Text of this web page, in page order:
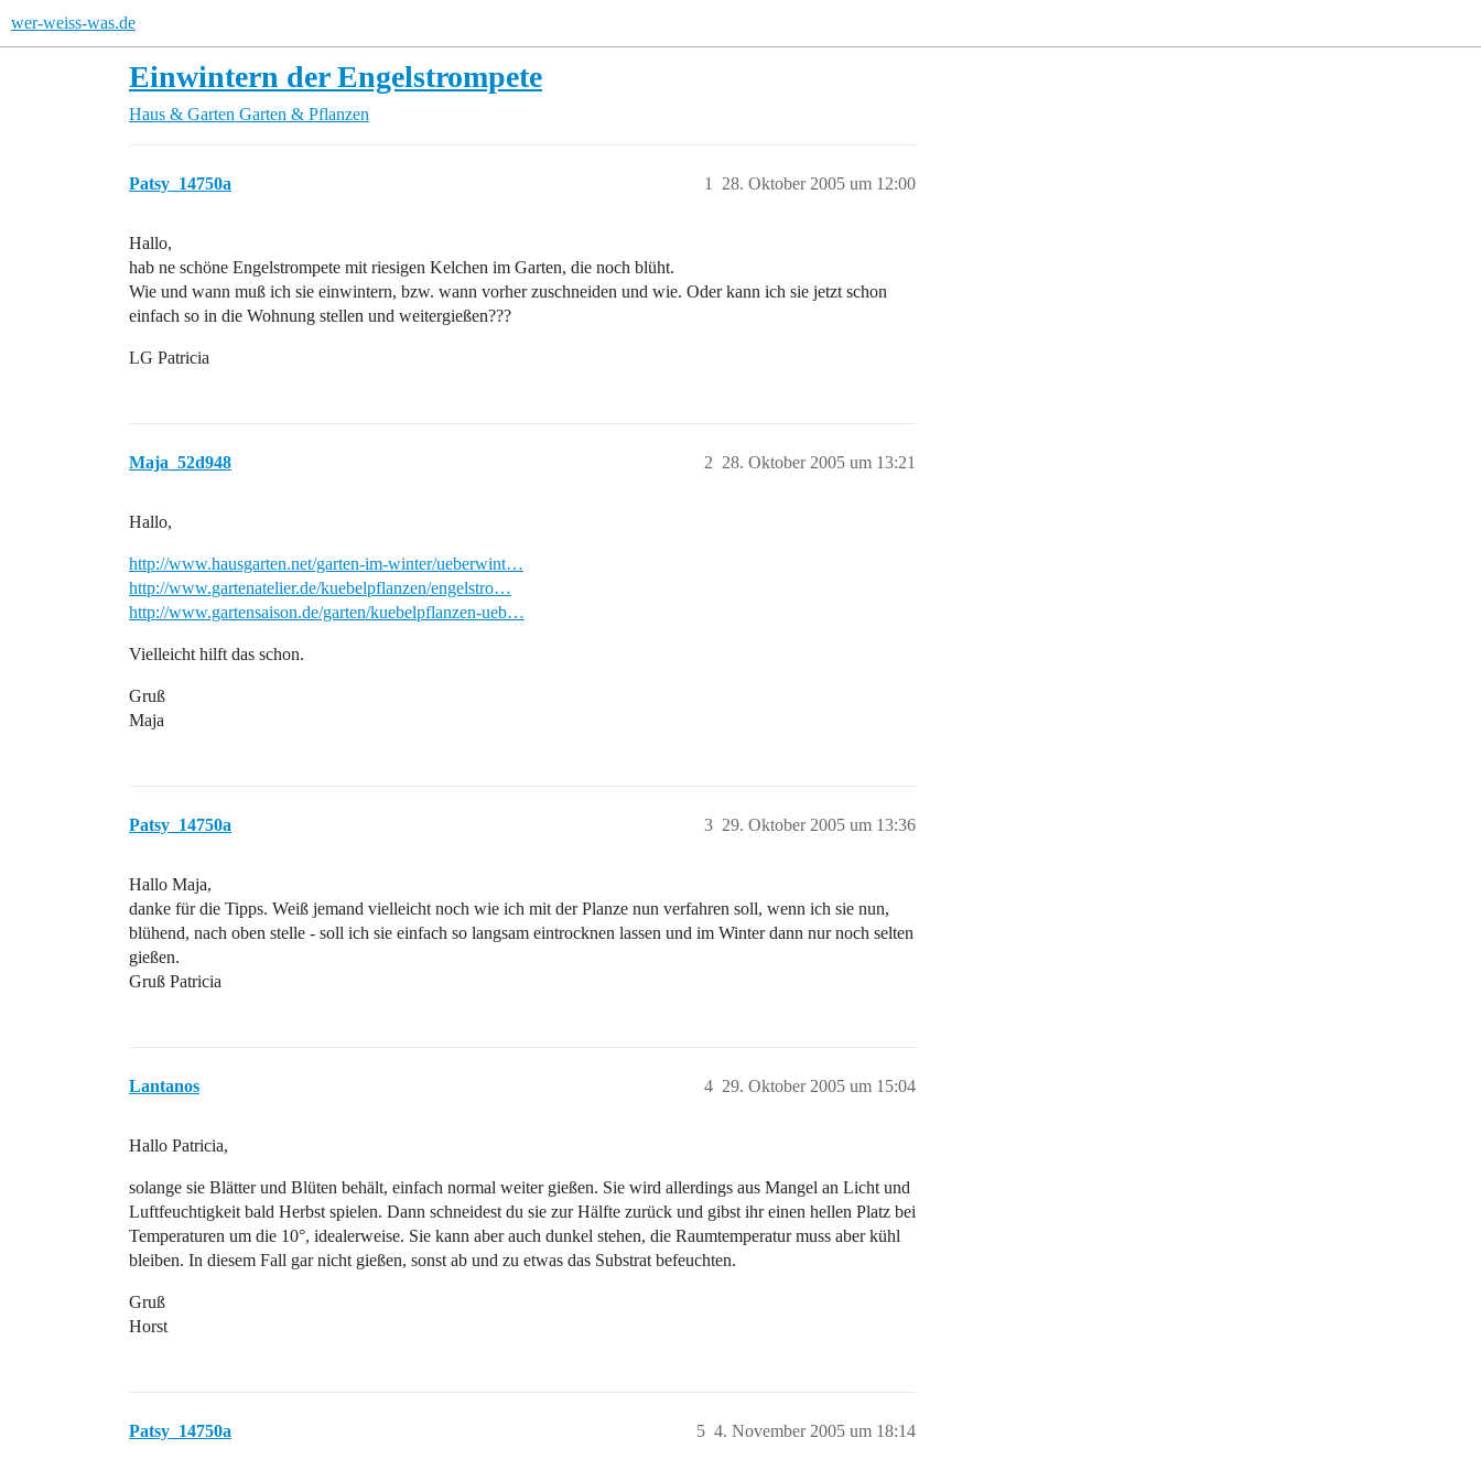
wer-weiss-was.de
Einwintern der Engelstrompete
Haus & Garten Garten & Pflanzen
Patsy_14750a 28. Oktober 2005 um 12:00
1
Hallo,
hab ne schöne Engelstrompete mit riesigen Kelchen im Garten, die noch blüht.
Wie und wann muß ich sie einwintern, bzw. wann vorher zuschneiden und wie. Oder kann ich sie jetzt schon
einfach so in die Wohnung stellen und weitergießen???
LG Patricia
Maja_52d948 28. Oktober 2005 um 13:21
2
Hallo,
http://www.hausgarten.net/garten-im-winter/ueberwint…
http://www.gartenatelier.de/kuebelpflanzen/engelstro…
http://www.gartensaison.de/garten/kuebelpflanzen-ueb…
Vielleicht hilft das schon.
Gruß
Maja
Patsy_14750a 29. Oktober 2005 um 13:36
3
Hallo Maja,
danke für die Tipps. Weiß jemand vielleicht noch wie ich mit der Planze nun verfahren soll, wenn ich sie nun,
blühend, nach oben stelle - soll ich sie einfach so langsam eintrocknen lassen und im Winter dann nur noch selten
gießen.
Gruß Patricia
Lantanos 29. Oktober 2005 um 15:04
4
Hallo Patricia,
solange sie Blätter und Blüten behält, einfach normal weiter gießen. Sie wird allerdings aus Mangel an Licht und
Luftfeuchtigkeit bald Herbst spielen. Dann schneidest du sie zur Hälfte zurück und gibst ihr einen hellen Platz bei
Temperaturen um die 10°, idealerweise. Sie kann aber auch dunkel stehen, die Raumtemperatur muss aber kühl
bleiben. In diesem Fall gar nicht gießen, sonst ab und zu etwas das Substrat befeuchten.
Gruß
Horst
Patsy_14750a 4. November 2005 um 18:14
5